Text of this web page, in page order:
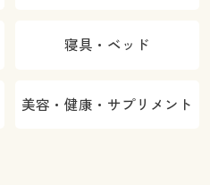
寝具・ベッド
美容・健康・サプリメント